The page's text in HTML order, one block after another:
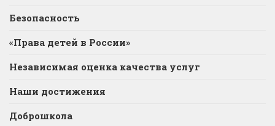
Безопасность
«Права детей в России»
Независимая оценка качества услуг
Наши достижения
Доброшкола